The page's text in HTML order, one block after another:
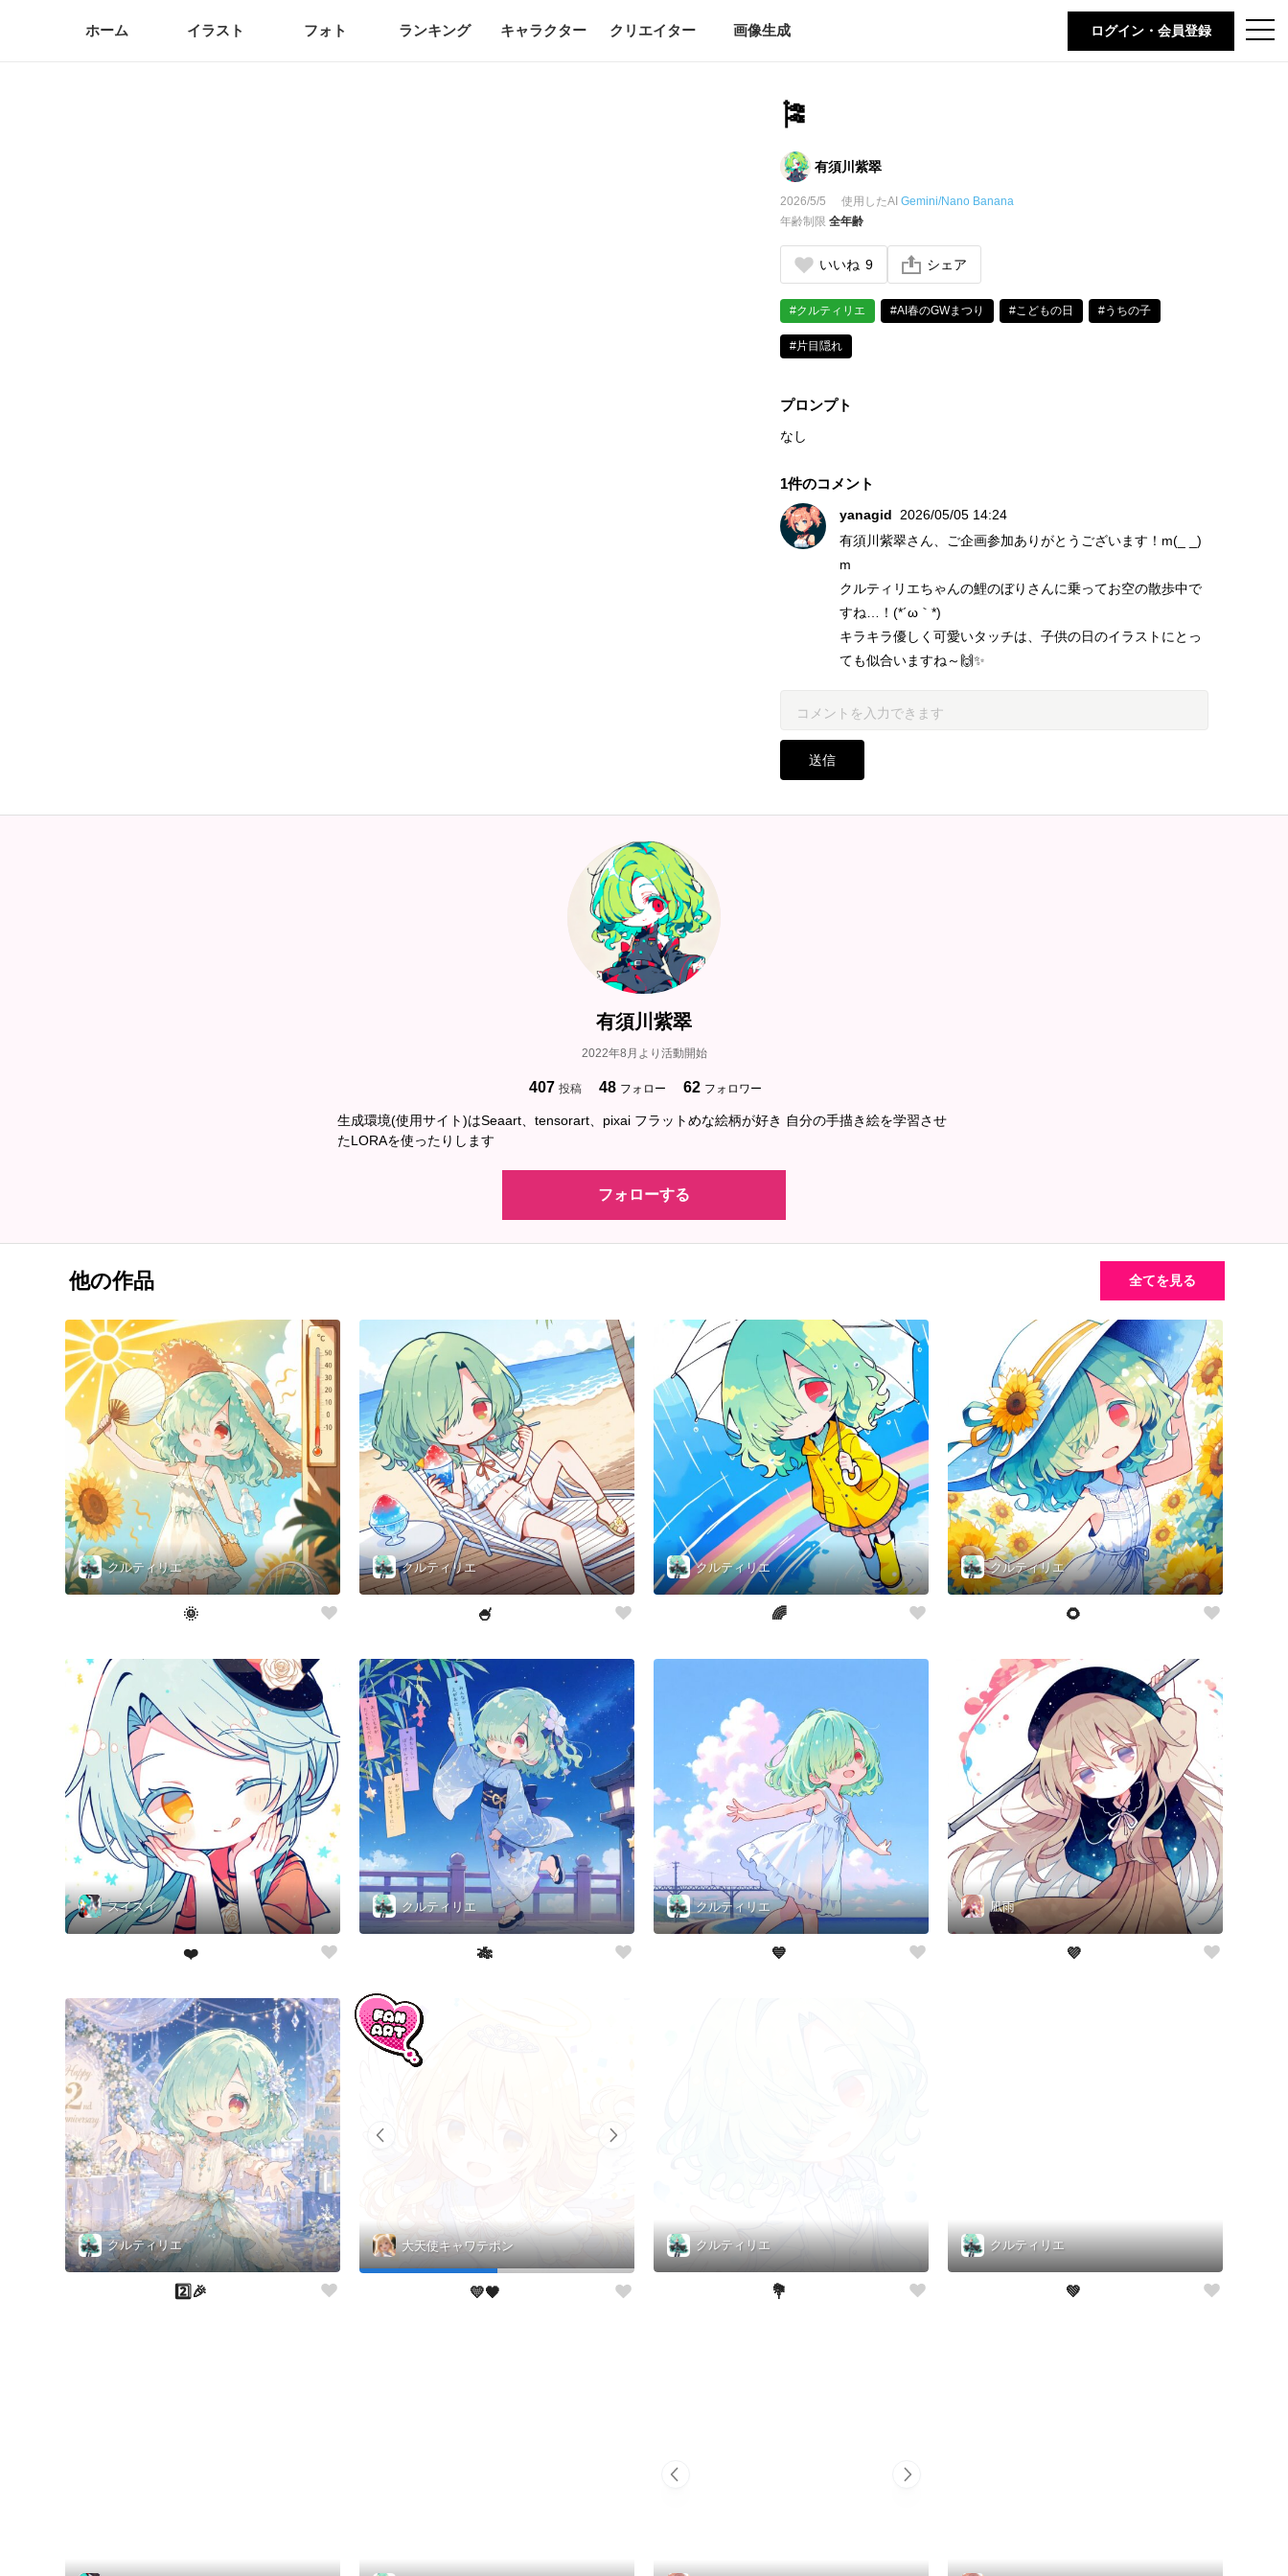
t
o
ホーム イラスト フォト ランキング キャラクター クリエイター 画像生成 ログイン・会員登録
🎏
有須川紫翠
2026/5/5 使用したAI Gemini/Nano Banana
年齢制限 全年齢
いいね 9 シェア
#クルティリエ #AI春のGWまつり #こどもの日 #うちの子
#片目隠れ
プロンプト
なし
1件のコメント
yanagid
2026/05/05 14:24
有須川紫翠さん、ご企画参加ありがとうございます！m(_ _)
m
クルティリエちゃんの鯉のぼりさんに乗ってお空の散歩中で
すね…！(*´ω｀*)
キラキラ優しく可愛いタッチは、子供の日のイラストにとっ
ても似合いますね～🙌✨
送信
有須川紫翠
2022年8月より活動開始
407 投稿 48 フォロー 62 フォロワー
生成環境(使用サイト)はSeaart、tensorart、pixai フラットめな絵柄が好き 自分の手描き絵を学習させ
たLORAを使ったりします
フォローする
他の作品 全てを見る
クルティリエ
🌞
クルティリエ
🍧
クルティリエ
🌈
クルティリエ
🌻
スイスイ
❤️
クルティリエ
🎋
クルティリエ
💙
凪雨
💜‪
クルティリエ
2️⃣🎉
大天使キャワテポン
💛🖤
クルティリエ
💐
クルティリエ
💚